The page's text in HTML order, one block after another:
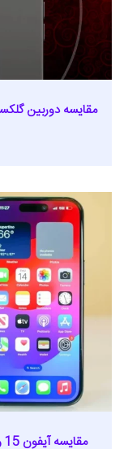
مقایسه آیفون 15 و گلکسی S24، کدوم پرچمدار برنده است؟